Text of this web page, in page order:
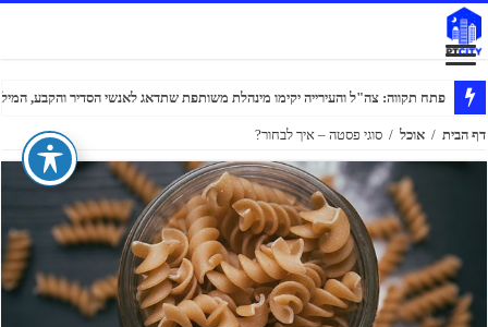
פתח תקווה: צה"ל והעירייה יקימו מינהלת משותפת שתדאג לאנשי הסדיר והקבע,
דף הבית / אוכל / סוגי פסטה – איך לבחור?